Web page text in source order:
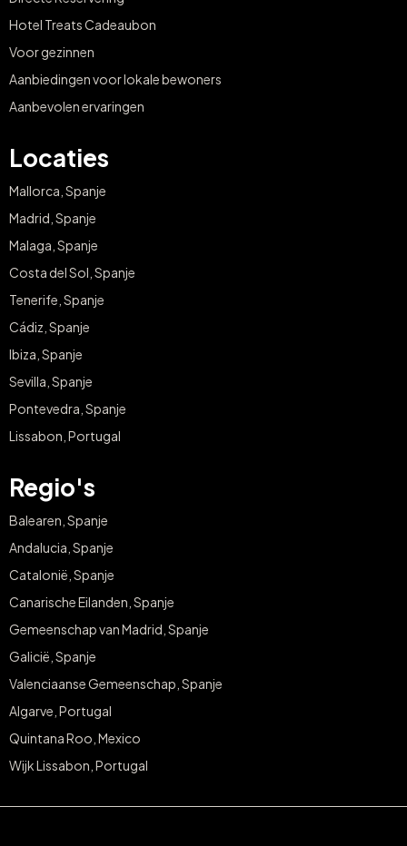
Hotel Treats Cadeaubon
Voor gezinnen
Aanbiedingen voor lokale bewoners
Aanbevolen ervaringen
Locaties
Mallorca, Spanje
Madrid, Spanje
Malaga, Spanje
Costa del Sol, Spanje
Tenerife, Spanje
Cádiz, Spanje
Ibiza, Spanje
Sevilla, Spanje
Pontevedra, Spanje
Lissabon, Portugal
Regio's
Balearen, Spanje
Andalucia, Spanje
Catalonië, Spanje
Canarische Eilanden, Spanje
Gemeenschap van Madrid, Spanje
Galicië, Spanje
Valenciaanse Gemeenschap, Spanje
Algarve, Portugal
Quintana Roo, Mexico
Wijk Lissabon, Portugal